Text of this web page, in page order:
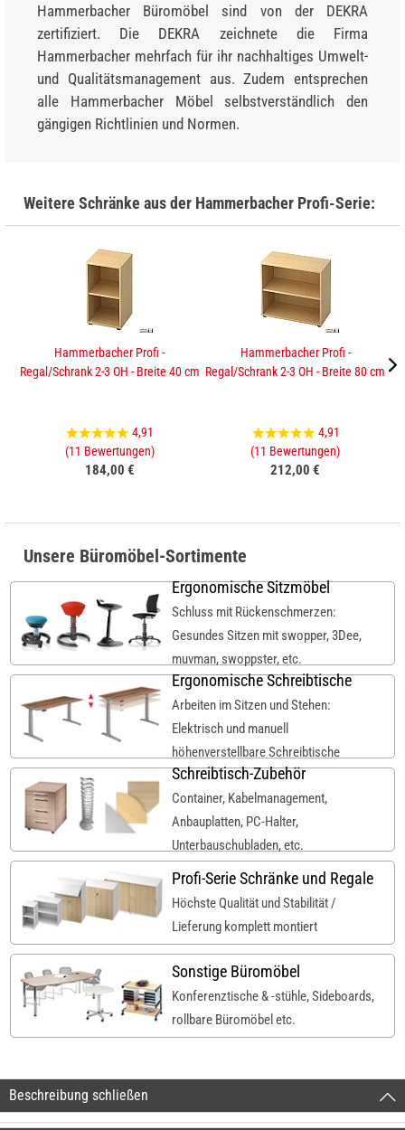
Hammerbacher Büromöbel sind von der DEKRA
zertifiziert. Die DEKRA zeichnete die Firma
Hammerbacher mehrfach für ihr nachhaltiges Umwelt-
und Qualitätsmanagement aus. Zudem entsprechen
alle Hammerbacher Möbel selbstverständlich den
gängigen Richtlinien und Normen.
Weitere Schränke aus der Hammerbacher Profi-Serie:
Hammerbacher Profi -
Regal/Schrank 2-3 OH - Breite 40 cm
4,91
(11 Bewertungen)
184,00 €
Hammerbacher Profi -
Regal/Schrank 2-3 OH - Breite 80 cm
4,91
(11 Bewertungen)
212,00 €
Unsere Büromöbel-Sortimente
Ergonomische Sitzmöbel
Schluss mit Rückenschmerzen:
Gesundes Sitzen mit swopper, 3Dee,
muvman, swoppster, etc.
Ergonomische Schreibtische
Arbeiten im Sitzen und Stehen:
Elektrisch und manuell
höhenverstellbare Schreibtische
Schreibtisch-Zubehör
Container, Kabelmanagement,
Anbauplatten, PC-Halter,
Unterbauschubladen, etc.
Profi-Serie Schränke und Regale
Höchste Qualität und Stabilität /
Lieferung komplett montiert
Sonstige Büromöbel
Konferenztische & -stühle, Sideboards,
rollbare Büromöbel etc.
Beschreibung schließen